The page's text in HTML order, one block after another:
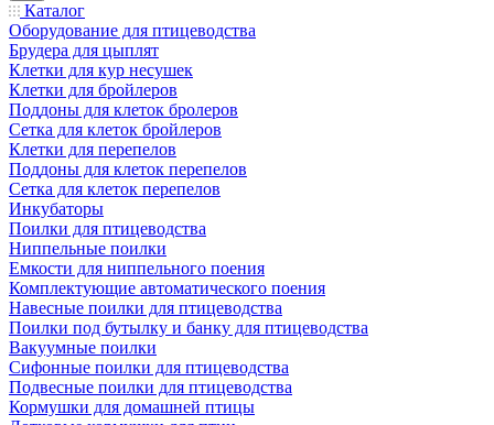
Каталог
Оборудование для птицеводства
Брудера для цыплят
Клетки для кур несушек
Клетки для бройлеров
Поддоны для клеток бролеров
Сетка для клеток бройлеров
Клетки для перепелов
Поддоны для клеток перепелов
Сетка для клеток перепелов
Инкубаторы
Поилки для птицеводства
Ниппельные поилки
Емкости для ниппельного поения
Комплектующие автоматического поения
Навесные поилки для птицеводства
Поилки под бутылку и банку для птицеводства
Вакуумные поилки
Сифонные поилки для птицеводства
Подвесные поилки для птицеводства
Кормушки для домашней птицы